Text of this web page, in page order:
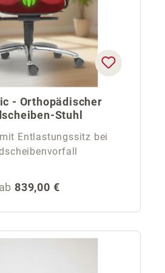
- Orthopädischer
Stuhl
Entlastungssitz bei
Regulärer Preis:
ab 839,00 €